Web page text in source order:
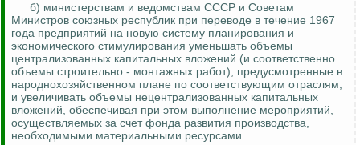
б) министерствам и ведомствам СССР и Советам
Министров союзных республик при переводе в течение 1967
года предприятий на новую систему планирования и
экономического стимулирования уменьшать объемы
централизованных капитальных вложений (и соответственно
объемы строительно - монтажных работ), предусмотренные в
народнохозяйственном плане по соответствующим отраслям,
и увеличивать объемы нецентрализованных капитальных
вложений, обеспечивая при этом выполнение мероприятий,
осуществляемых за счет фонда развития производства,
необходимыми материальными ресурсами.